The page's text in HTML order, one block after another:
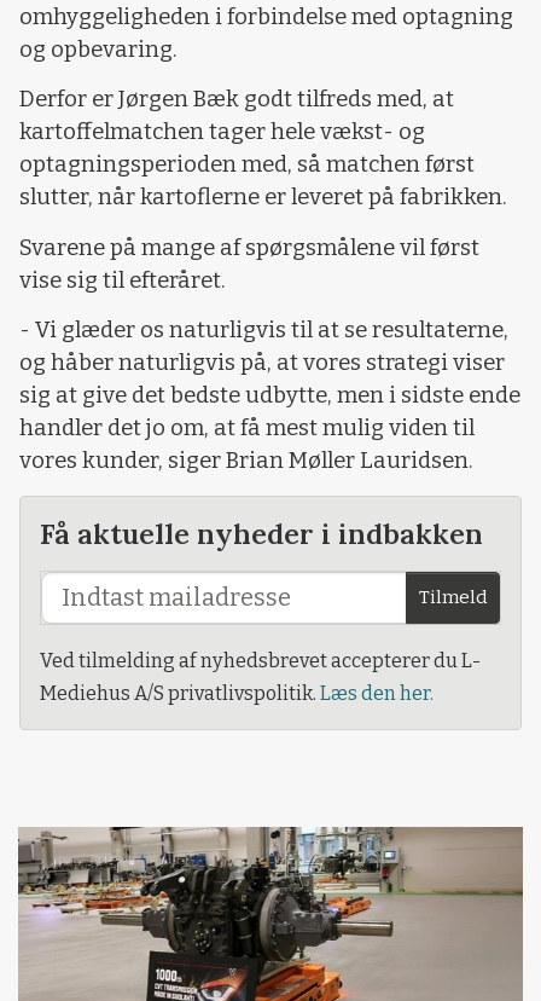
omhyggeligheden i forbindelse med optagning
og opbevaring.
Derfor er Jørgen Bæk godt tilfreds med, at
kartoffelmatchen tager hele vækst- og
optagningsperioden med, så matchen først
slutter, når kartoflerne er leveret på fabrikken.
Svarene på mange af spørgsmålene vil først
vise sig til efteråret.
- Vi glæder os naturligvis til at se resultaterne,
og håber naturligvis på, at vores strategi viser
sig at give det bedste udbytte, men i sidste ende
handler det jo om, at få mest mulig viden til
vores kunder, siger Brian Møller Lauridsen.
Få aktuelle nyheder i indbakken
Tilmeld
Ved tilmelding af nyhedsbrevet accepterer du L-
Mediehus A/S privatlivspolitik. Læs den her.